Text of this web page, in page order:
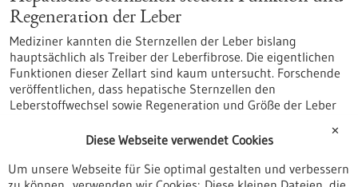
Regeneration der Leber
Mediziner kannten die Sternzellen der Leber bislang
hauptsächlich als Treiber der Leberfibrose. Die eigentlichen
Funktionen dieser Zellart sind kaum untersucht. Forschende
veröffentlichen, dass hepatische Sternzellen den
Leberstoffwechsel sowie Regeneration und Größe der Leber
Therapieansätzen für Lebererkrankungen beitragen.
bw.de/fachbeitrag/pm/hepatische-sternzellen-steuern-
✕
Diese Webseite verwendet Cookies
Um unsere Webseite für Sie optimal gestalten und verbessern